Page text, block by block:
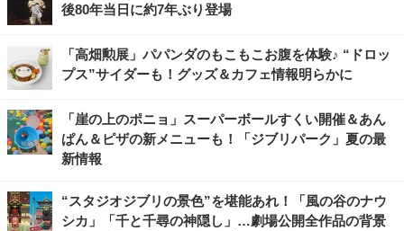
後80年当日に約7年ぶり登場
「高畑勲展」パパンダのもこもこお腹を体験♪ “ドロッ
プス”サイダーも！グッズ＆カフェ情報明らかに
「崖の上のポニョ」スーパーボールすくい開催＆あん
ぱん＆ピザの新メニューも！「ジブリパーク」夏の最
新情報
“スタジオジブリの景色”を堪能あれ！「風の谷のナウ
シカ」「千と千尋の神隠し」…劇場公開全作品の背景